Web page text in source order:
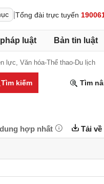
Tổng đài trực tuyến
luật Bản tin luật
lực, Văn hóa-Thể thao-Du lịch
Tìm kiếm Tìm
hợp nhất Tải về